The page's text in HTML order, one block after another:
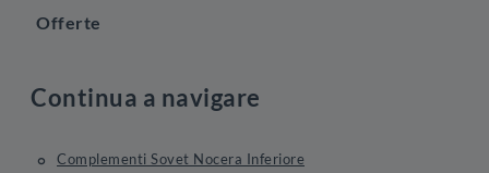
Offerte
Continua a navigare
Complementi Sovet Nocera Inferiore